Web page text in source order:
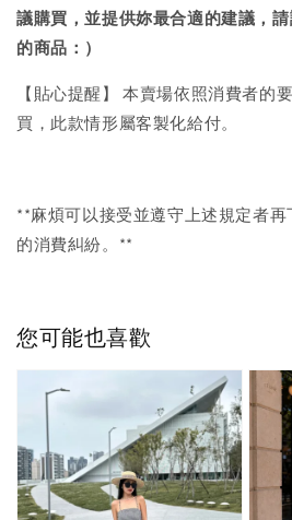
議購買，並提供妳最合適的建議，
的商品：）
【貼心提醒】 本賣場依照消費者的
買，此款情形屬客製化給付。
**麻煩可以接受並遵守上述規定者
的消費糾紛。**
您可能也喜歡